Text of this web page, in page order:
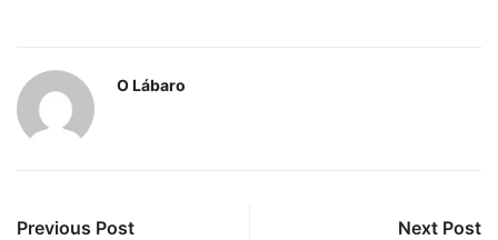
O Lábaro
Previous Post Next Post